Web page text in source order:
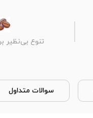
تنوع بی‌نظیر
سوالات متداول